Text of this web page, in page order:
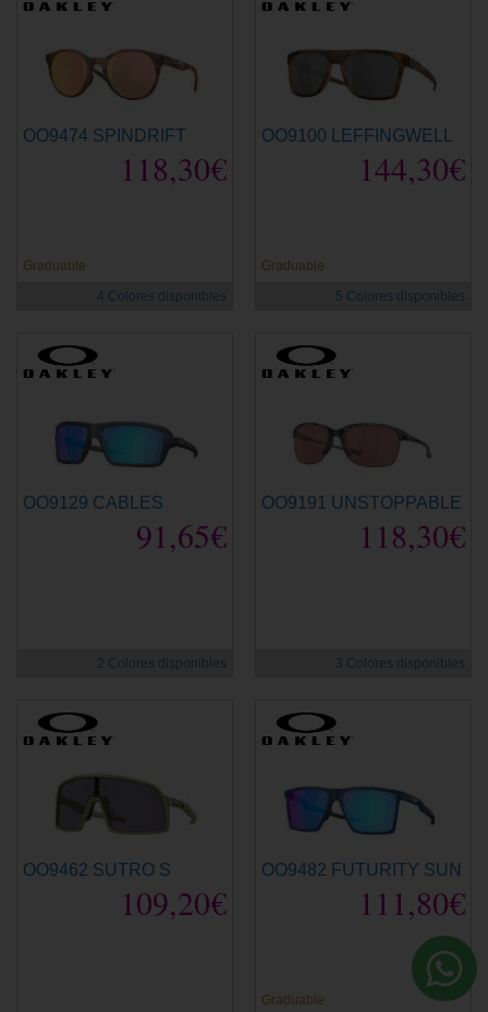
OO9474 SPINDRIFT
118,30€
Graduable
4 Colores disponibles
OO9100 LEFFINGWELL
144,30€
Graduable
5 Colores disponibles
OO9129 CABLES
91,65€
2 Colores disponibles
OO9191 UNSTOPPABLE
118,30€
3 Colores disponibles
OO9462 SUTRO S
109,20€
OO9482 FUTURITY SUN
111,80€
Graduable